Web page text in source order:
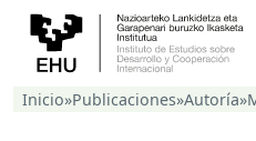
Inicio»Publicaciones»Autoría»